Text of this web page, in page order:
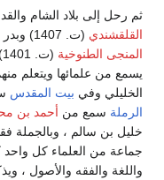
ثم رحل إلى بلاد الشام
القلقشندي (ت. 1407) وبدر الدين البليسي (ت. 1401)
المنجى الطنوخية
يسمع من علمائها ويتعلم
الخليلي وفي بيت المقدس
الرملة سمع من أحمد بن
خليل بن سالم ، وبالجملة
جماعة من العلماء كل
واللغة والفقه والأصول ،